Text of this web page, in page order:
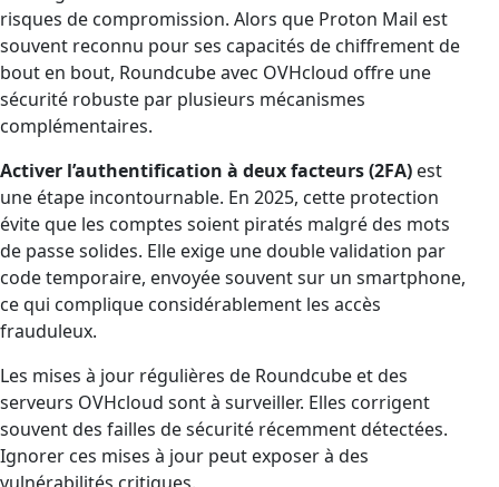
risques de compromission. Alors que Proton Mail est
souvent reconnu pour ses capacités de chiffrement de
bout en bout, Roundcube avec OVHcloud offre une
sécurité robuste par plusieurs mécanismes
complémentaires.
Activer l’authentification à deux facteurs (2FA) est
une étape incontournable. En 2025, cette protection
évite que les comptes soient piratés malgré des mots
de passe solides. Elle exige une double validation par
code temporaire, envoyée souvent sur un smartphone,
ce qui complique considérablement les accès
frauduleux.
Les mises à jour régulières de Roundcube et des
serveurs OVHcloud sont à surveiller. Elles corrigent
souvent des failles de sécurité récemment détectées.
Ignorer ces mises à jour peut exposer à des